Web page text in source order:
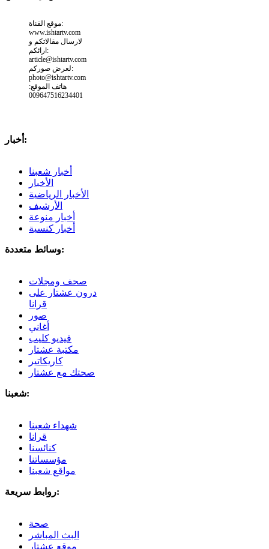
موقع القناة:
www.ishtartv.com
لارسال مقالاتكم و
ارائكم:
article@ishtartv.com
لعرض صوركم:
photo@ishtartv.com
هاتف الموقع:
009647516234401
أخبار:
أخبار شعبنا
الأخبار
الأخبار الرياضية
الأرشيف
أخبار منوعة
أخبار كنسية
وسائط متعددة:
صحف ومجلات
درون عشتار على
قرانا
صور
أغاني
فيديو كليب
مكتبة عشتار
كاريكاتير
صحتك مع عشتار
شعبنا:
شهداء شعبنا
قرانا
كنائسنا
مؤسساتنا
مواقع شعبنا
روابط سريعة:
صحة
البث المباشر
موقع عشتار